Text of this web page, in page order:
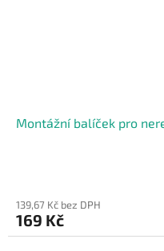
Montážní balíček pro
139,67 Kč bez DPH
169 Kč